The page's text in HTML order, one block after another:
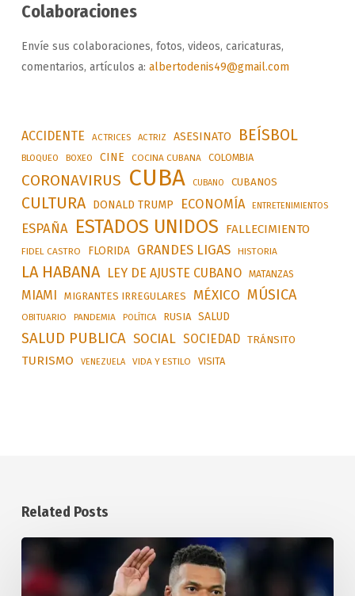
Colaboraciones
Envíe sus colaboraciones, fotos, videos, caricaturas,
comentarios, artículos a: albertodenis49@gmail.com
ACCIDENTE ACTRICES ACTRIZ ASESINATO BEÍSBOL
BLOQUEO BOXEO CINE COCINA CUBANA COLOMBIA
CORONAVIRUS CUBA CUBANO CUBANOS
CULTURA DONALD TRUMP ECONOMÍA ENTRETENIMIENTOS
ESPAÑA ESTADOS UNIDOS FALLECIMIENTO
FIDEL CASTRO FLORIDA GRANDES LIGAS HISTORIA
LA HABANA LEY DE AJUSTE CUBANO MATANZAS
MIAMI MIGRANTES IRREGULARES MÉXICO MÚSICA
OBITUARIO PANDEMIA POLÍTICA RUSIA SALUD
SALUD PUBLICA SOCIAL SOCIEDAD TRÁNSITO
TURISMO VENEZUELA VIDA Y ESTILO VISITA
Related Posts
Federación
Internacional